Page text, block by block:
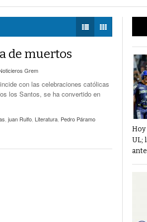
hace 21 horas -
De Torreón-
De
De Taxis-
TWEETS AND
ESTÉREO GALLITO
2 horas -
de muertos
Grem
con las celebraciones católicas
los Santos, se ha convertido en
juan Rulfo Literatura Pedro Páramo
Hoy
UL;